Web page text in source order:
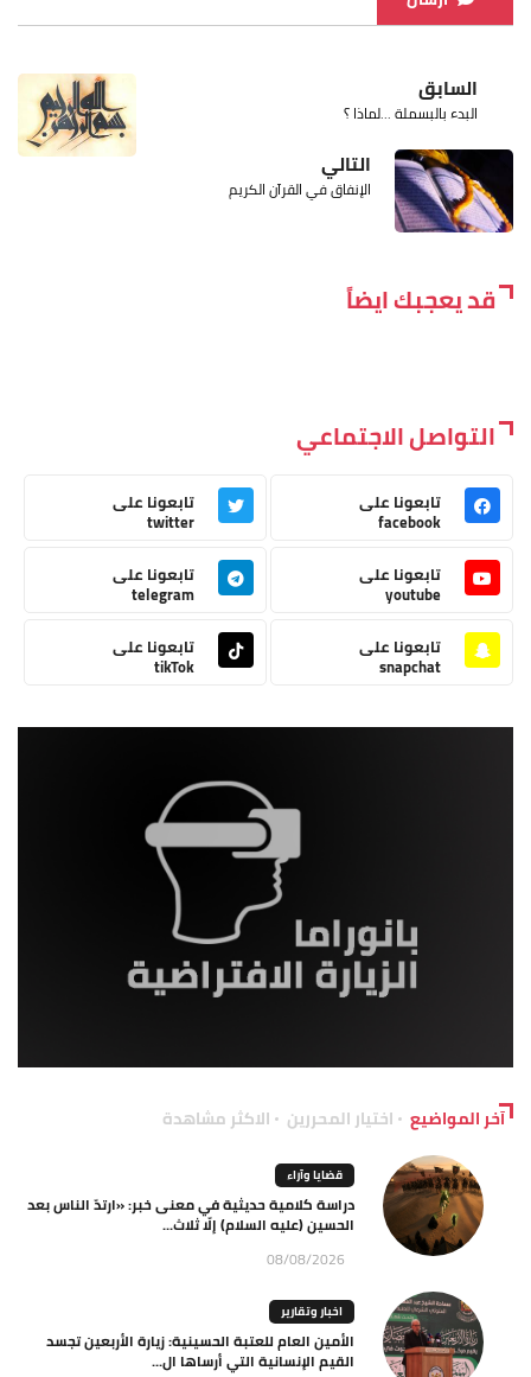
السابق
البدء بالبسملة ...لماذا ؟
التالي
الإنفاق في القرآن الكريم
قد يعجبك ايضاً
التواصل الاجتماعي
تابعونا على
facebook
تابعونا على
twitter
تابعونا على
youtube
تابعونا على
telegram
تابعونا على
snapchat
تابعونا على
tikTok
آخر المواضيع اختيار المحررين الاكثر مشاهدة
قضايا وآراء
دراسة كلامية حديثية في معنى خبر: «ارتدّ الناس بعد
الحسين (عليه السلام) إلّا ثلاث...
08/08/2026
اخبار وتقارير
الأمين العام للعتبة الحسينية: زيارة الأربعين تجسد
القيم الإنسانية التي أرساها ال...